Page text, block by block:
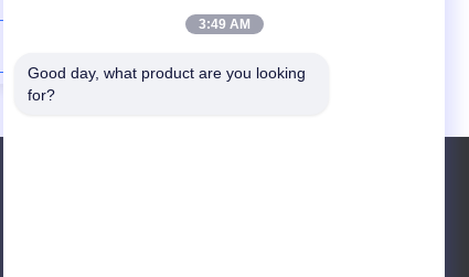
3:49 AM
Good day, what product are you looking
for?